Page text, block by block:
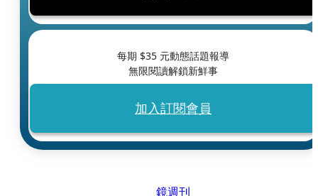
每期 $35 元動態話題報導
無限閱讀解鎖新鮮事
加入訂閱會員
鏡週刊